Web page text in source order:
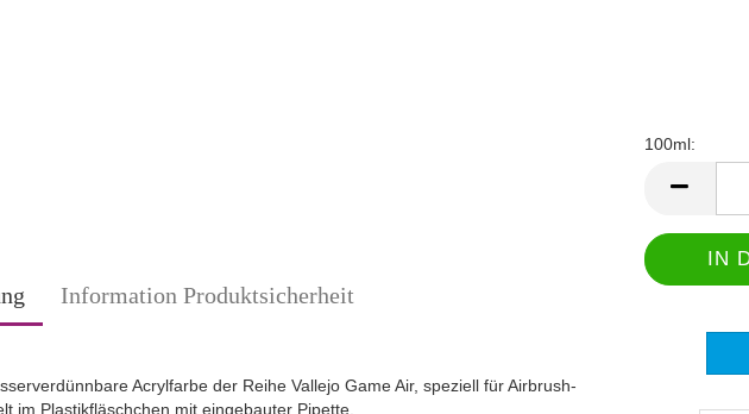
100ml:
100ml
Information Produktsicherheit
Acrylfarbe der Reihe Vallejo Game Air, speziell für Airbrush-
im Plastikfläschchen mit eingebauter Pipette.